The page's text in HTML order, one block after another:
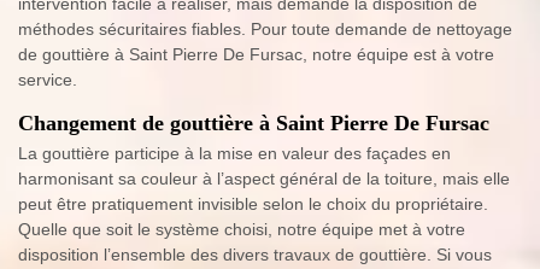
méthodes sécuritaires fiables. Pour toute demande de nettoyage
de gouttière à Saint Pierre De Fursac, notre équipe est à votre
service.
Changement de gouttière à Saint Pierre De Fursac
La gouttière participe à la mise en valeur des façades en
harmonisant sa couleur à l’aspect général de la toiture, mais elle
peut être pratiquement invisible selon le choix du propriétaire.
Quelle que soit le système choisi, notre équipe met à votre
disposition l’ensemble des divers travaux de gouttière. Si vous